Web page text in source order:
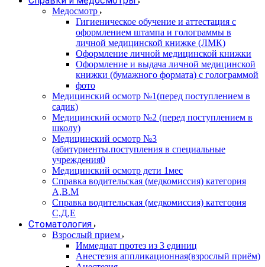
Медосмотр
Гигиеническое обучение и аттестация с
оформлением штампа и голограммы в
личной медицинской книжке (ЛМК)
Оформление личной медицинской книжки
Оформление и выдача личной медицинской
книжки (бумажного формата) с голограммой
фото
Медицинский осмотр №1(перед поступлением в
садик)
Медицинский осмотр №2 (перед поступлением в
школу)
Медицинский осмотр №3
(абитуриенты.поступления в специальные
учреждения0
Медицинский осмотр дети 1мес
Справка водительская (медкомиссия) категория
А,В.М
Справка водительская (медкомиссия) категория
С,Д,Е
Стоматология
Взрослый прием
Иммедиат протез из 3 единиц
Анестезия аппликационная(взрослый приём)